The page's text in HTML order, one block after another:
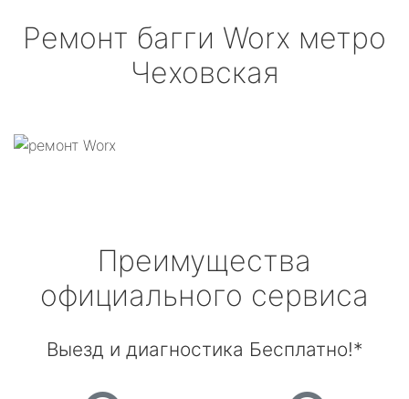
Ремонт багги Worx метро
Чеховская
Преимущества
официального сервиса
Выезд и диагностика Бесплатно!*